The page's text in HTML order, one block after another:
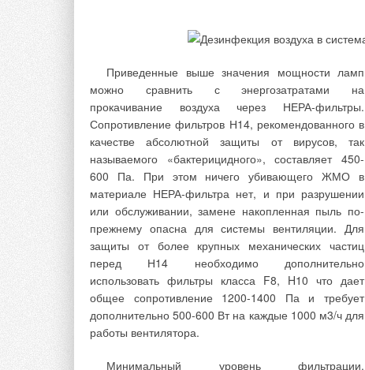
Приведенные выше значения мощности ламп
можно сравнить с энергозатратами на
прокачивание воздуха через НЕРА-фильтры.
Сопротивление фильтров Н14, рекомендованного в
качестве абсолютной защиты от вирусов, так
называемого «бактерицидного», составляет 450-
600 Па. При этом ничего убивающего ЖМО в
материале НЕРА-фильтра нет, и при разрушении
или обслуживании, замене накопленная пыль по-
прежнему опасна для системы вентиляции. Для
защиты от более крупных механических частиц
перед Н14 необходимо дополнительно
использовать фильтры класса F8, H10 что дает
общее сопротивление 1200-1400 Па и требует
дополнительно 500-600 Вт на каждые 1000 м3/ч для
работы вентилятора.
Минимальный уровень фильтрации,
5, погружают радиатор 8 в жидкость (положение II)
воздуха. При достижении на манометре 6 давления,
равного испытательному, срабатывает специальная
автоматика поддерживающая это давление в
заданном промежутке времени. Далее клапан в
компрессионном узле 2 снижает давление в
радиаторе до атмосферного. Затем через пульт
управления 7 подают команду на подъемно-
погружной механизм 5. Радиатор 8 поднимается
над водой (положение I). После отключения
элементов подвода/отвода 3 радиатор 8
перемещают с рабочего стола 4 и отправляют на
следующую операцию.
Во время испытания контролируют наличие
утечки воздуха. Если по достижении уровня
испытательного давления утечка воздуха